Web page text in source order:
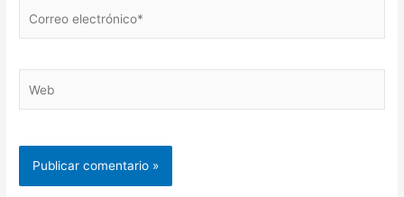
electrónico*